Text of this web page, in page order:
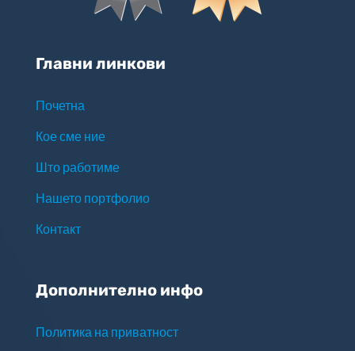
Главни линкови
Почетна
Кое сме ние
Што работиме
Нашето портфолио
Контакт
Дополнително инфо
Политика на приватност